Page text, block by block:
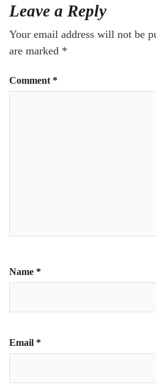
Leave a Reply
Your email address will not be
are marked *
Comment *
Name *
Email *